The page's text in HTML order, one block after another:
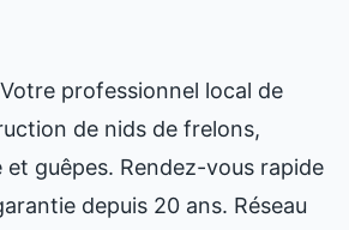
Votre professionnel local de
de nids de frelons,
guêpes. Rendez-vous rapide
depuis 20 ans. Réseau